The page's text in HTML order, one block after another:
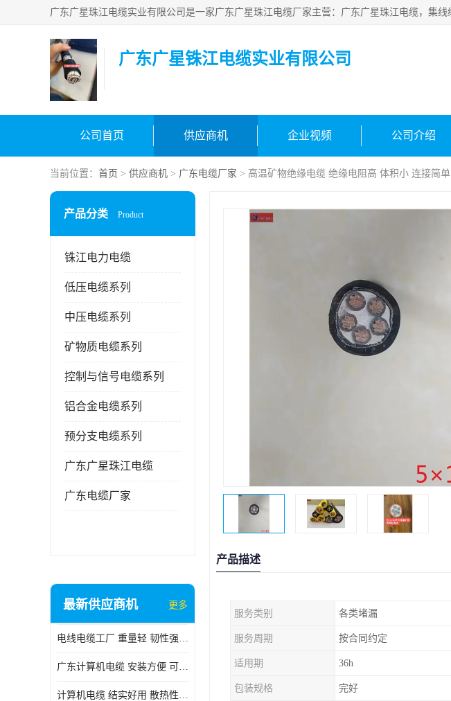
广东广星铢江电缆实业有限公司
公司首页 供应商机 企业视频 公司介绍
当前位置： 首页 > 供应商机 > 广东电缆厂家 > 高温矿物绝缘电缆 绝缘电阻高 体积小 连接简单
产品分类 Product
铢江电力电缆
低压电缆系列
中压电缆系列
矿物质电缆系列
控制与信号电缆系列
铝合金电缆系列
预分支电缆系列
广东广星珠江电缆
广东电缆厂家
最新供应商机 更多
电线电缆工厂 重量轻 韧性强 体积小 连接简单
广东计算机电缆 安装方便 可随意弯曲折叠
计算机电缆 结实好用 散热性良好
产品描述
服务类别 各类堵漏
服务周期 按合同约定
适用期 36h
包装规格 完好